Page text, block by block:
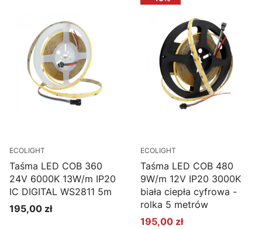
ECOLIGHT
Taśma LED COB 360
24V 6000K 13W/m IP20
IC DIGITAL WS2811 5m
Cena
195,00 zł
ECOLIGHT
Taśma LED COB 480
9W/m 12V IP20 3000K
biała ciepła cyfrowa -
rolka 5 metrów
Cena promocyjna
195,00 zł